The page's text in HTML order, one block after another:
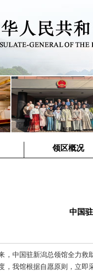
领区概况
中国
中国驻新潟总领馆全力救
，我馆根据自愿原则，立